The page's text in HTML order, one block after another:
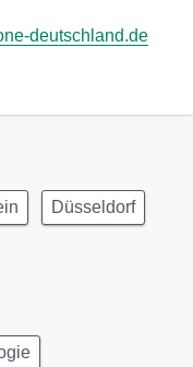
deutschland.de
Düsseldorf